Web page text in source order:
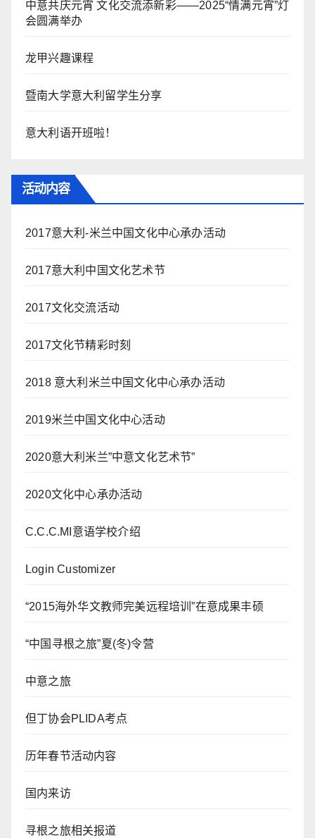
中意共庆元宵 文化交流添新彩——2025“情满元宵”灯
会圆满举办
龙甲兴趣课程
暨南大学意大利留学生分享
意大利语开班啦！
活动内容
2017意大利-米兰中国文化中心承办活动
2017意大利中国文化艺术节
2017文化交流活动
2017文化节精彩时刻
2018 意大利米兰中国文化中心承办活动
2019米兰中国文化中心活动
2020意大利米兰”中意文化艺术节”
2020文化中心承办活动
C.C.C.MI意语学校介绍
Login Customizer
“2015海外华文教师完美远程培训”在意成果丰硕
“中国寻根之旅”夏(冬)令营
中意之旅
但丁协会PLIDA考点
历年春节活动内容
国内来访
寻根之旅相关报道